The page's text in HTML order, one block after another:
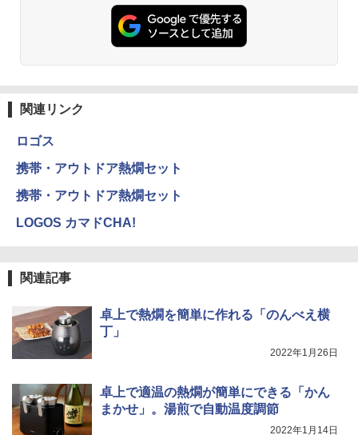
関連リンク
ロゴス
携帯・アウトドア熱燗セット
携帯・アウトドア熱燗セット
LOGOS カマドCHA!
関連記事
卓上で熱燗を簡単に作れる「のんべえ横
丁」
2022年1月26日
卓上で適温の熱燗が簡単にできる「かん
まかせ」。湯煎で自動温度調節
2022年1月14日